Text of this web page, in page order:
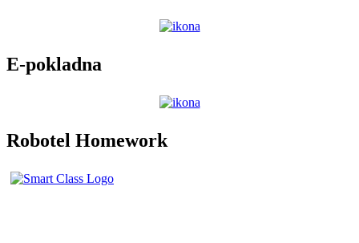
E-pokladna
Robotel Homework